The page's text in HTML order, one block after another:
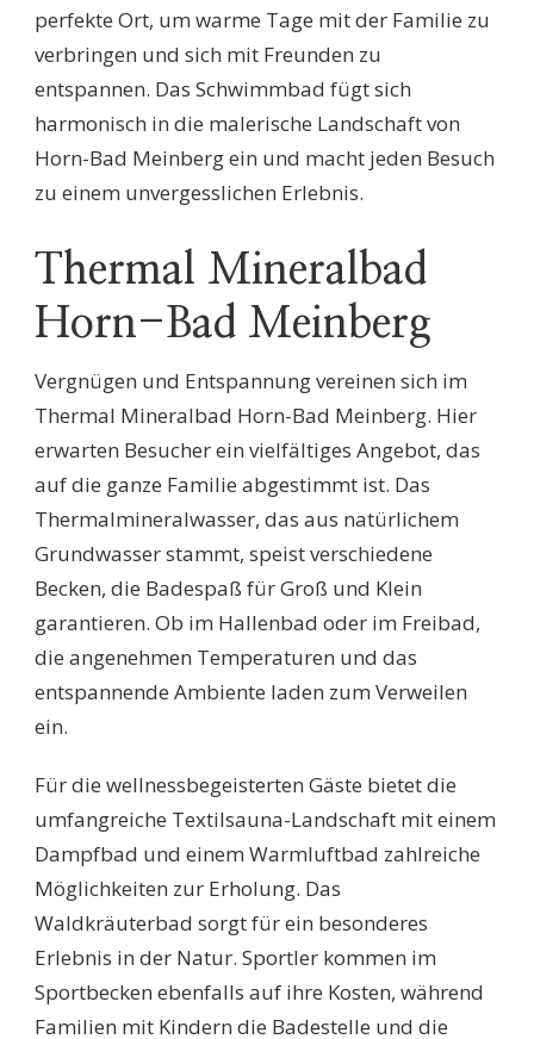
perfekte Ort, um warme Tage mit der Familie zu
verbringen und sich mit Freunden zu
entspannen. Das Schwimmbad fügt sich
harmonisch in die malerische Landschaft von
Horn-Bad Meinberg ein und macht jeden Besuch
zu einem unvergesslichen Erlebnis.
Thermal Mineralbad
Horn-Bad Meinberg
Vergnügen und Entspannung vereinen sich im
Thermal Mineralbad Horn-Bad Meinberg. Hier
erwarten Besucher ein vielfältiges Angebot, das
auf die ganze Familie abgestimmt ist. Das
Thermalmineralwasser, das aus natürlichem
Grundwasser stammt, speist verschiedene
Becken, die Badespaß für Groß und Klein
garantieren. Ob im Hallenbad oder im Freibad,
die angenehmen Temperaturen und das
entspannende Ambiente laden zum Verweilen
ein.
Für die wellnessbegeisterten Gäste bietet die
umfangreiche Textilsauna-Landschaft mit einem
Dampfbad und einem Warmluftbad zahlreiche
Möglichkeiten zur Erholung. Das
Waldkräuterbad sorgt für ein besonderes
Erlebnis in der Natur. Sportler kommen im
Sportbecken ebenfalls auf ihre Kosten, während
Familien mit Kindern die Badestelle und die